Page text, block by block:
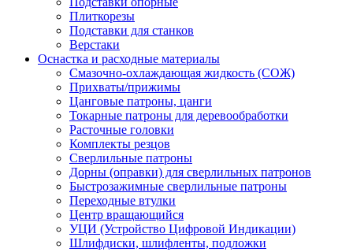
Плиткорезы
Подставки для станков
Верстаки
Оснастка и расходные материалы
Смазочно-охлаждающая жидкость (СОЖ)
Прихваты/прижимы
Цанговые патроны, цанги
Токарные патроны для деревообработки
Расточные головки
Комплекты резцов
Сверлильные патроны
Дорны (оправки) для сверлильных патронов
Быстрозажимные сверлильные патроны
Переходные втулки
Центр вращающийся
УЦИ (Устройство Цифровой Индикации)
Шлифдиски, шлифленты, подложки